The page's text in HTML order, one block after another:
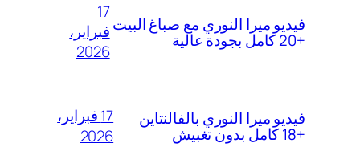
فيديو ميرا النوري مع صباغ البيت
+20 كامل بجودة عالية
17
فبراير،
2026
فيديو ميرا النوري بالفالنتاين
+18 كامل بدون تغبيش
17 فبراير،
2026